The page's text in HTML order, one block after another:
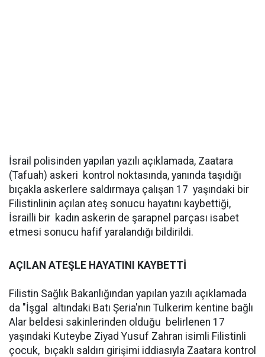
İsrail polisinden yapılan yazılı açıklamada, Zaatara
(Tafuah) askeri kontrol noktasında, yanında taşıdığı
bıçakla askerlere saldırmaya çalışan 17 yaşındaki bir
Filistinlinin açılan ateş sonucu hayatını kaybettiği,
İsrailli bir kadın askerin de şarapnel parçası isabet
etmesi sonucu hafif yaralandığı bildirildi.
AÇILAN ATEŞLE HAYATINI KAYBETTİ
Filistin Sağlık Bakanlığından yapılan yazılı açıklamada
da "İşgal altındaki Batı Şeria'nın Tulkerim kentine bağlı
Alar beldesi sakinlerinden olduğu belirlenen 17
yaşındaki Kuteybe Ziyad Yusuf Zahran isimli Filistinli
çocuk, bıçaklı saldırı girişimi iddiasıyla Zaatara kontrol